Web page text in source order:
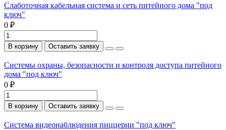
Слаботочная кабельная система и сеть питейного дома "под
ключ"
0 ₽
В корзину Оставить заявку
Системы охраны, безопасности и контроля доступа питейного
дома "под ключ"
0 ₽
В корзину Оставить заявку
Система видеонаблюдения пиццерии "под ключ"